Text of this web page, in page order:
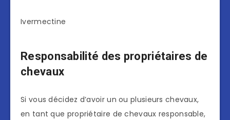
Ivermectine
Responsabilité des propriétaires de
chevaux
Si vous décidez d’avoir un ou plusieurs chevaux,
en tant que propriétaire de chevaux responsable,